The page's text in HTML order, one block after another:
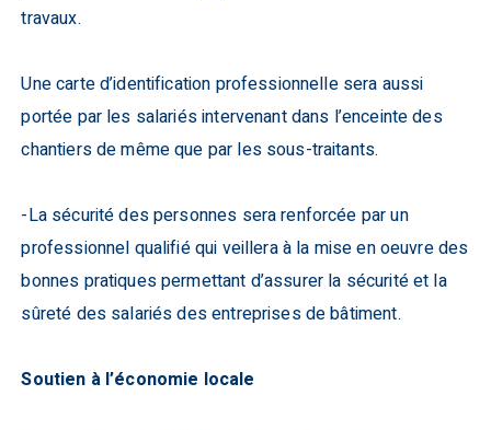
travaux.
Une carte d’identification professionnelle sera aussi
portée par les salariés intervenant dans l’enceinte des
chantiers de même que par les sous-traitants.
-La sécurité des personnes sera renforcée par un
professionnel qualifié qui veillera à la mise en oeuvre des
bonnes pratiques permettant d’assurer la sécurité et la
sûreté des salariés des entreprises de bâtiment.
Soutien à l’économie locale